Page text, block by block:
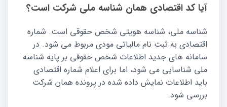
آیا کد اقتصادی همان شناسه ملی شرکت است؟
شناسه ملی، شناسه هویتی شخص حقوقی است. شماره
اقتصادی به ثبت نام مالیاتی مودی مربوط می شود. در
سامانه های جدید اطلاعات شخص حقوقی بر پایه شناسه
ملی شناسایی می شود، اما برای اعلام شماره اقتصادی
باید اطلاعات نمایش داده شده در پرونده همان شرکت
بررسی شود.